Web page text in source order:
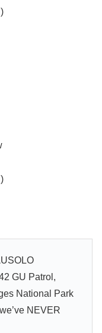
GU Patrol,
National Park
NEVER